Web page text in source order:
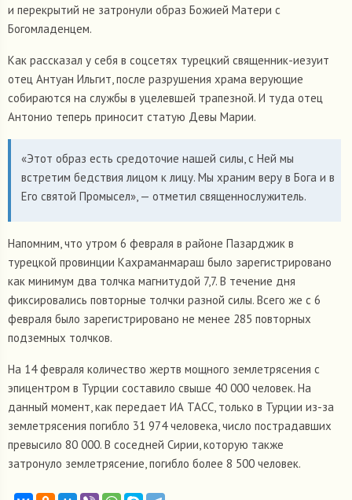
и перекрытий не затронули образ Божией Матери с
Богомладенцем.
Как рассказал у себя в соцсетях турецкий священник-иезуит
отец Антуан Ильгит, после разрушения храма верующие
собираются на службы в уцелевшей трапезной. И туда отец
Антонио теперь приносит статую Девы Марии.
«Этот образ есть средоточие нашей силы, с Ней мы
встретим бедствия лицом к лицу. Мы храним веру в Бога и в
Его святой Промысел», — отметил священнослужитель.
Напомним, что утром 6 февраля в районе Пазарджик в
турецкой провинции Кахраманмараш было зарегистрировано
как минимум два толчка магнитудой 7,7. В течение дня
фиксировались повторные толчки разной силы. Всего же с 6
февраля было зарегистрировано не менее 285 повторных
подземных толчков.
На 14 февраля количество жертв мощного землетрясения с
эпицентром в Турции составило свыше 40 000 человек. На
данный момент, как передает ИА ТАСС, только в Турции из-за
землетрясения погибло 31 974 человека, число пострадавших
превысило 80 000. В соседней Сирии, которую также
затронуло землетрясение, погибло более 8 500 человек.